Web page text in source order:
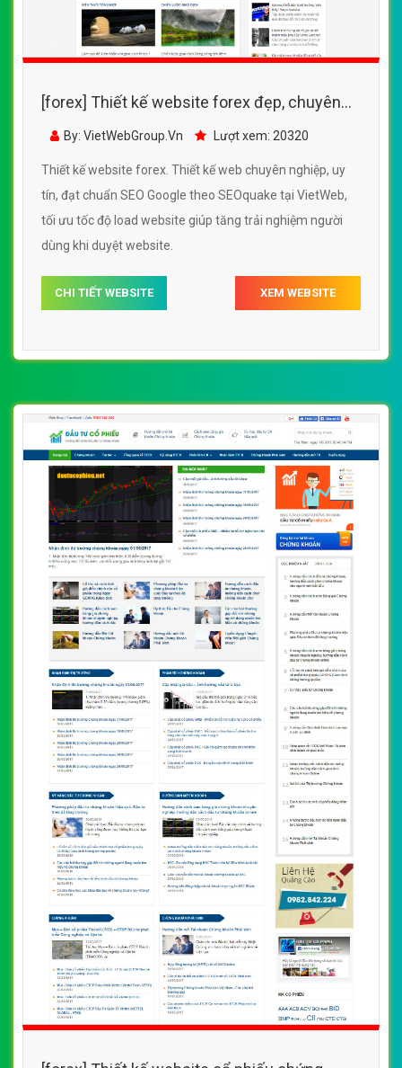
[forex] Thiết kế website forex đẹp, chuyên
nghiệp chuẩn SEO
By: VietWebGroup.Vn Lượt xem: 20320
Thiết kế website forex. Thiết kế web chuyên nghiệp, uy
tín, đạt chuẩn SEO Google theo SEOquake tại VietWeb,
tối ưu tốc độ load website giúp tăng trải nghiệm người
dùng khi duyệt website.
CHI TIẾT WEBSITE XEM WEBSITE